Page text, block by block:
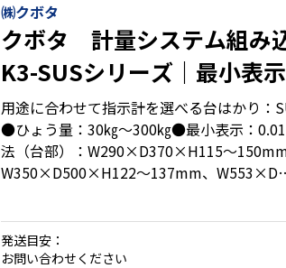
㈱クボタ
クボタ 計量システム組み
K3-SUSシリーズ｜最小表
㎏ ひょう量30㎏～300㎏
用途に合わせて指示計を選べる台はかり：
●ひょう量：30㎏～300㎏●最小表示：
法（台部）：W290×D370×H115〜150mm
W350×D500×H122〜137mm、W553×D
703×H213mm ●積載面寸法：
553×703mm
発送目安：
お問い合わせください